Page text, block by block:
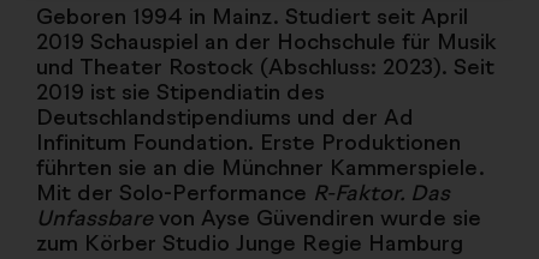
Geboren 1994 in Mainz. Studiert seit April
2019 Schauspiel an der Hochschule für Musik
und Theater Rostock (Abschluss: 2023). Seit
2019 ist sie Stipendiatin des
Deutschlandstipendiums und der Ad
Infinitum Foundation. Erste Produktionen
führten sie an die Münchner Kammerspiele.
Mit der Solo-Performance R-Faktor. Das
Unfassbarevon Ayse Güvendiren wurde sie
zum Körber Studio Junge Regie Hamburg